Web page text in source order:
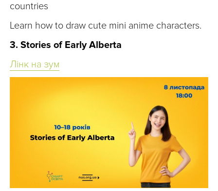
countries
Learn how to draw cute mini anime characters.
3. Stories of Early Alberta
Лінк на зум